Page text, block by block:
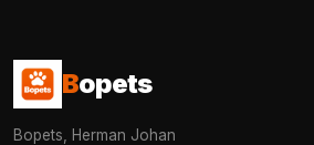
Bopets
Bopets, Herman Johan